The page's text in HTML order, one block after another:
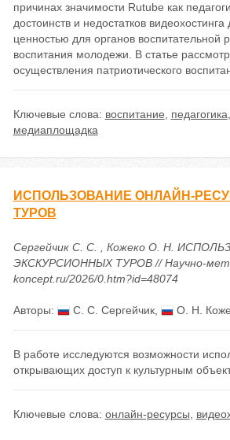
причинах значимости Rutube как
достоинств и недостатков
ценностью для органов воспитательной
воспитания молодежи. В статье
осуществления патриотического
Ключевые слова: воспитание педагогика
медиаплощадка
ИСПОЛЬЗОВАНИЕ ОНЛАЙН-
ТУРОВ
Сергейчик С. С. , Кожеко О. Н.
ЭКСКУРСИОННЫХ ТУРОВ // Научно-
koncept.ru/2026/0.htm?id=48074
Авторы: С. С. Сергейчик, О. Н.
В работе исследуются возможности
открывающих доступ к культурным
Ключевые слова: онлайн-ресурсы